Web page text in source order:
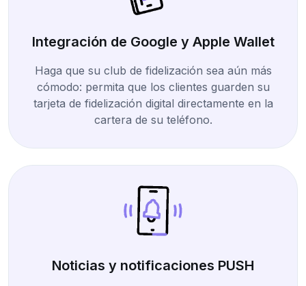
Integración de Google y Apple Wallet
Haga que su club de fidelización sea aún más
cómodo: permita que los clientes guarden su
tarjeta de fidelización digital directamente en la
cartera de su teléfono.
Noticias y notificaciones PUSH